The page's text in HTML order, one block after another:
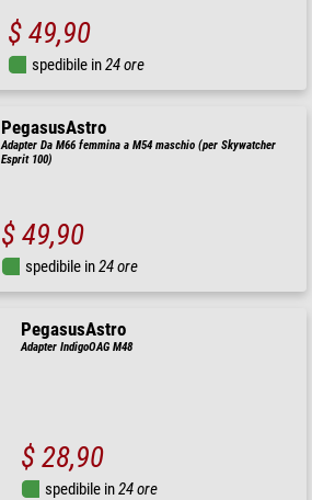
$ 49,90
spedibile in24 ore
PegasusAstro
Adapter Da M66 femmina a M54 maschio (per Skywatcher
Esprit 100)
$ 49,90
spedibile in24 ore
PegasusAstro
Adapter IndigoOAG M48
$ 28,90
spedibile in24 ore